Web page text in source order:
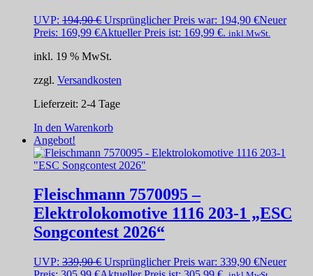
UVP: 194,90€ Ursprünglicher Preis war: 194,90 €Neuer
Preis: 169,99 €Aktueller Preis ist: 169,99 €. inkl.MwSt.
inkl. 19 % MwSt.
zzgl. Versandkosten
Lieferzeit: 2-4 Tage
In den Warenkorb
Angebot!
Fleischmann 7570095 –
Elektrolokomotive 1116 203-1 „ESC
Songcontest 2026“
UVP: 339,90€ Ursprünglicher Preis war: 339,90 €Neuer